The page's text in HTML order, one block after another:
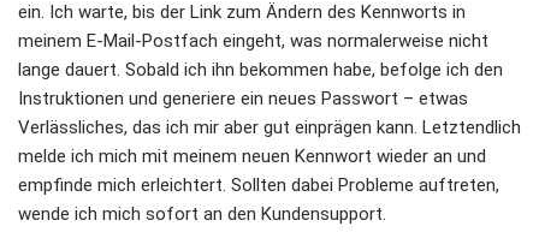
ein. Ich warte, bis der Link zum Ändern des Kennworts in
meinem E-Mail-Postfach eingeht, was normalerweise nicht
lange dauert. Sobald ich ihn bekommen habe, befolge ich den
Instruktionen und generiere ein neues Passwort – etwas
Verlässliches, das ich mir aber gut einprägen kann. Letztendlich
melde ich mich mit meinem neuen Kennwort wieder an und
empfinde mich erleichtert. Sollten dabei Probleme auftreten,
wende ich mich sofort an den Kundensupport.